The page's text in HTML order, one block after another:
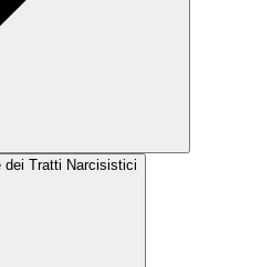
dei Tratti Narcisistici